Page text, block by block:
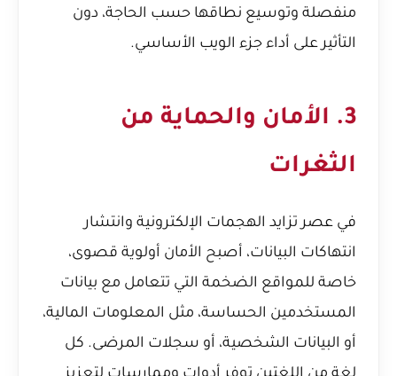
منفصلة وتوسيع نطاقها حسب الحاجة، دون
التأثير على أداء جزء الويب الأساسي.
3. الأمان والحماية من
الثغرات
في عصر تزايد الهجمات الإلكترونية وانتشار
انتهاكات البيانات، أصبح الأمان أولوية قصوى،
خاصة للمواقع الضخمة التي تتعامل مع بيانات
المستخدمين الحساسة، مثل المعلومات المالية،
أو البيانات الشخصية، أو سجلات المرضى. كل